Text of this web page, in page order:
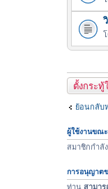
ตั้งกระทู้
ย้อนกลับ
ผู้ใช้งานขณ
สมาชิกกำลั
การอนุญาต
ท่าน สามาร